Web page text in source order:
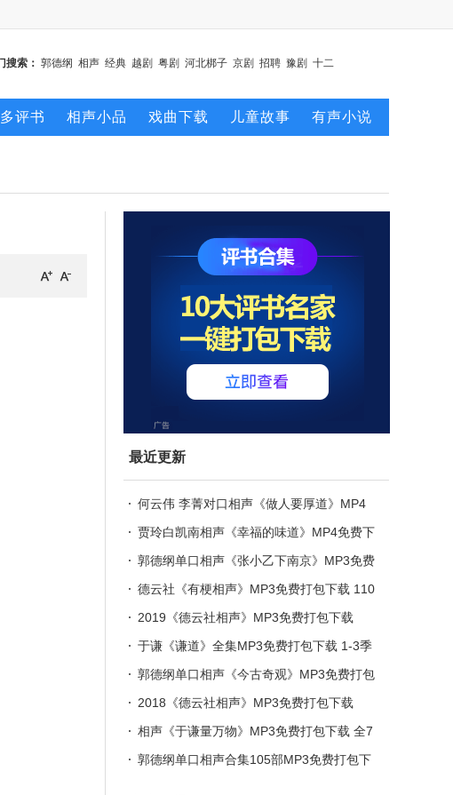
搜索： 郭德纲 相声 经典 越剧 粤剧 河北梆子 京剧 招聘 豫剧 十二
评书 相声小品 戏曲下载 儿童故事 有声小说
最近更新
何云伟 李菁对口相声《做人要厚道》MP4
视频免费下载
贾玲白凯南相声《幸福的味道》MP4免费下
载
郭德纲单口相声《张小乙下南京》MP3免费
打包下载 19集
德云社《有梗相声》MP3免费打包下载 110
集
2019《德云社相声》MP3免费打包下载
于谦《谦道》全集MP3免费打包下载 1-3季
全
郭德纲单口相声《今古奇观》MP3免费打包
下载 126集
2018《德云社相声》MP3免费打包下载
相声《于谦量万物》MP3免费打包下载 全7
0集 国服NO.1捧哏正式上线
郭德纲单口相声合集105部MP3免费打包下